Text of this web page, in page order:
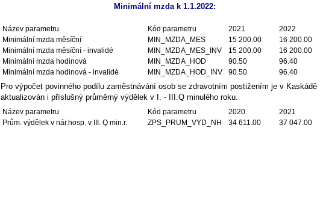
Minimální mzda k 1.1.2022:
Název parametru Kód parametru 2021
2022
Minimální mzda měsíční
MIN_MZDA_MES 15 200.00
16 200.00
Minimální mzda měsíční - invalidé
MIN_MZDA_MES_INV 15 200.00
16 200.00
Minimální mzda hodinová
MIN_MZDA_HOD 90.50
96.40
Minimální mzda hodinová - invalidé
MIN_MZDA_HOD_INV 90.50 96.40
Pro výpočet povinného podílu zaměstnávání osob se zdravotním postižením je v Kaskádě
aktualizován i příslušný průměrný výdělek v I. - III.Q minulého roku.
Název parametru Kód parametru 2020
2021
Prům. výdělek v nár.hosp. v III. Q min.r.
ZPS_PRUM_VYD_NH 34 611.00 37 047.00